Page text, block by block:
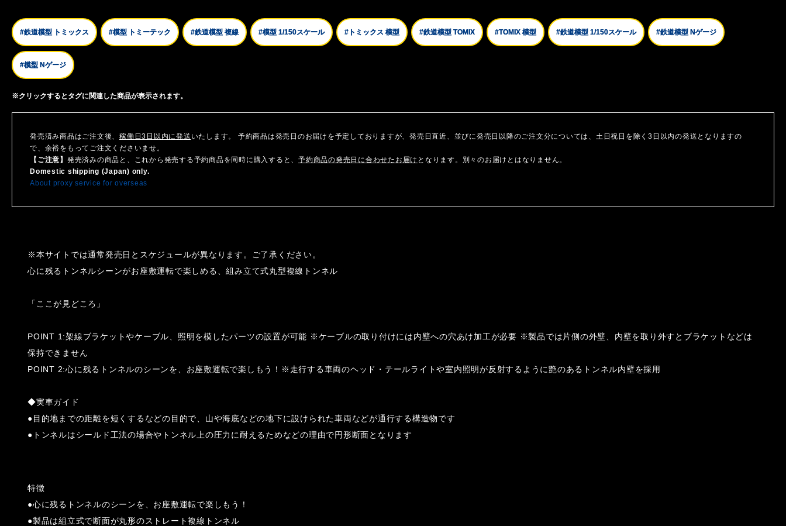
#鉄道模型 トミックス #模型 トミーテック #鉄道模型 複線 #模型 1/150スケール #トミックス 模型 #鉄道模型 TOMIX #TOMIX 模型 #鉄道模型 1/150スケール #鉄道模型 Nゲージ
#模型 Nゲージ
※クリックするとタグに関連した商品が表示されます。
発売済み商品はご注文後、 稼働日3日以内に発送 いたします。 予約商品は発売日のお届けを予定しておりますが、発売日直近、並びに発売日以降のご注文分については、土日祝日を除く3日以内の発送となりますの
で、余裕をもってご注文くださいませ。
【ご注意】 発売済みの商品と、これから発売する予約商品を同時に購入すると、 予約商品の発売日に合わせたお届け となります。別々のお届けとはなりません。
Domestic shipping (Japan) only.
About proxy service for overseas
※本サイトでは通常発売日とスケジュールが異なります。ご了承ください。
心に残るトンネルシーンがお座敷運転で楽しめる、組み立て式丸型複線トンネル
「ここが見どころ」
POINT 1:架線ブラケットやケーブル、照明を模したパーツの設置が可能 ※ケーブルの取り付けには内壁への穴あけ加工が必要 ※製品では片側の外壁、内壁を取り外すとブラケットなどは
保持できません
POINT 2:心に残るトンネルのシーンを、お座敷運転で楽しもう！※走行する車両のヘッド・テールライトや室内照明が反射するように艶のあるトンネル内壁を採用
◆実車ガイド
●目的地までの距離を短くするなどの目的で、山や海底などの地下に設けられた車両などが通行する構造物です
●トンネルはシールド工法の場合やトンネル上の圧力に耐えるためなどの理由で円形断面となります
特徴
●心に残るトンネルのシーンを、お座敷運転で楽しもう！
●製品は組立式で断面が丸形のストレート複線トンネル